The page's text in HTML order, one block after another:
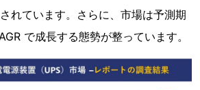
れています。さらに、市場は予測期
で成長する態勢が整っています。